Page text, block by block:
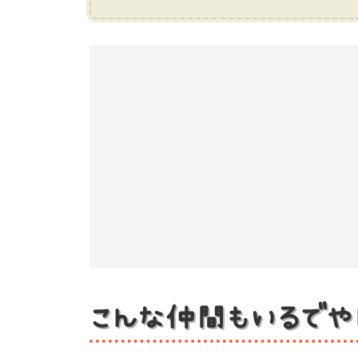
こんな仲間もいるで